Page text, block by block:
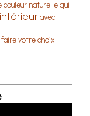
couleur naturelle qui
intérieur avec
faire votre choix